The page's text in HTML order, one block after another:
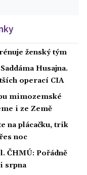
ženský tým
Husajna.
operací CIA
mimozemské
i ze Země
na plácačku, trik
noc
ČHMÚ: Pořádně
srpna